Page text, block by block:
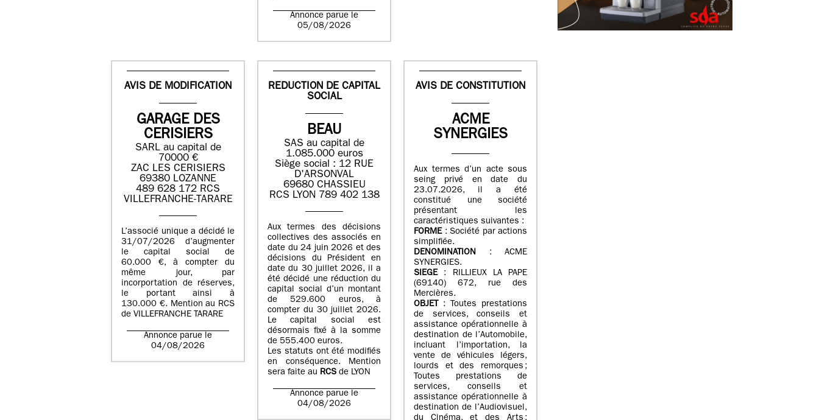
Annonce parue le
05/08/2026
AVIS DE MODIFICATION
GARAGE DES
CERISIERS
SARL au capital de
70000 €
ZAC LES CERISIERS
69380 LOZANNE
489 628 172 RCS
VILLEFRANCHE-TARARE
L’associé unique a décidé le
31/07/2026 d’augmenter
le capital social de
60.000 €, à compter du
même jour, par
incorportation de réserves,
le portant ainsi à
130.000 €. Mention au RCS
de VILLEFRANCHE TARARE
Annonce parue le
04/08/2026
REDUCTION DE CAPITAL
SOCIAL
BEAU
SAS au capital de
1.085.000 euros
Siège social : 12 RUE
D'ARSONVAL
69680 CHASSIEU
RCS LYON 789 402 138
Aux termes des décisions
collectives des associés en
date du 24 juin 2026 et des
décisions du Président en
date du 30 juillet 2026, il a
été décidé une réduction du
capital social d’un montant
de 529.600 euros, à
compter du 30 juillet 2026.
Le capital social est
désormais fixé à la somme
de 555.400 euros.
Les statuts ont été modifiés
en conséquence. Mention
sera faite au RCS de LYON
Annonce parue le
04/08/2026
AVIS DE CONSTITUTION
ACME
SYNERGIES
Aux termes d’un acte sous
seing privé en date du
23.07.2026, il a été
constitué une société
présentant les
caractéristiques suivantes :
FORME: Société par actions
simplifiée.
DENOMINATION : ACME
SYNERGIES.
SIEGE: RILLIEUX LA PAPE
(69140) 672, rue des
Mercières.
OBJET : Toutes prestations
de services, conseils et
assistance opérationnelle à
destination de l’Automobile,
incluant l’importation, la
vente de véhicules légers,
lourds et des remorques ;
Toutes prestations de
services, conseils et
assistance opérationnelle à
destination de l’Audiovisuel,